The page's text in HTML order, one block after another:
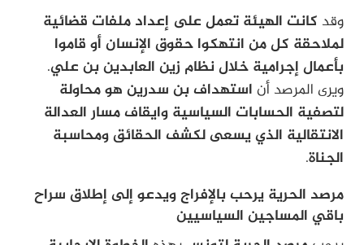
وقد كانت الهيئة تعمل على إعداد ملفات قضائية
لملاحقة كل من انتهكوا حقوق الإنسان أو قاموا
بأعمال إجرامية خلال نظام زين العابدين بن علي.
ويرى المرصد أن استهداف بن سدرين هو محاولة
لتصفية الحسابات السياسية وايقاف مسار العدالة
الانتقالية الذي يسعى لكشف الحقائق ومحاسبة
الجناة.
مرصد الحرية يرحب بالإفراج ويدعو إلى إطلاق سراح
باقي المساجين السياسيين